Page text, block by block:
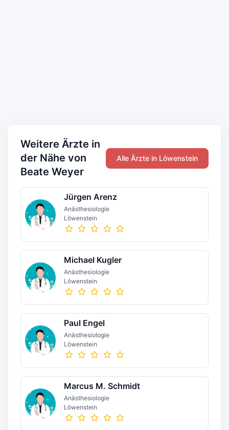
Weitere Ärzte in
der Nähe von
Beate Weyer
Alle Ärzte in Löwenstein
Jürgen Arenz
Anästhesiologie
Löwenstein
Michael Kugler
Anästhesiologie
Löwenstein
Paul Engel
Anästhesiologie
Löwenstein
Marcus M. Schmidt
Anästhesiologie
Löwenstein